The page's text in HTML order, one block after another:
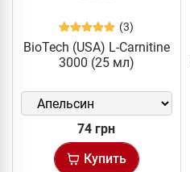
(3)
BioTech (USA) L-Carnitine
3000 (25 мл)
74 грн
Купить